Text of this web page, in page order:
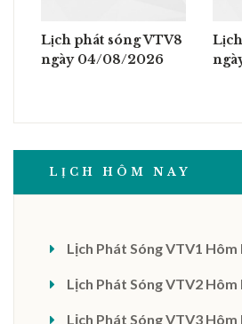
Lịch phát sóng VTV8
ngày 04/08/2026
LỊCH HÔM NAY
Lịch Phát Sóng VTV1 Hôm
Lịch Phát Sóng VTV2 Hôm
Lịch Phát Sóng VTV3 Hôm